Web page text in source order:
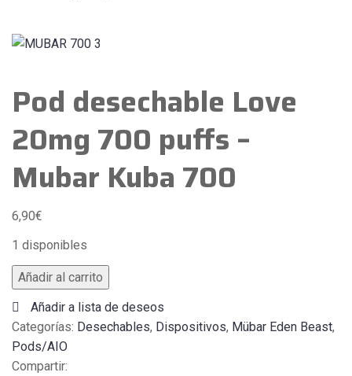
Pod desechable Love
20mg 700 puffs –
Mubar Kuba 700
6,90€
1 disponibles
Añadir al carrito
Añadir a lista de deseos
Categorías: Desechables, Dispositivos, Mübar Eden Beast,
Pods/AIO
Compartir: